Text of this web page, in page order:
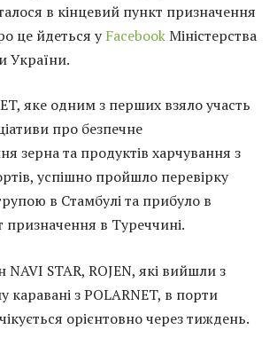
в кінцевий пункт призначення
це йдеться у FacebookМіністерства
України.
яке одним з перших взяло участь
про безпечне
зерна та продуктів харчування з
успішно пройшло перевірку
в Стамбулі та прибуло в
призначення в Туреччині.
NAVI STAR, ROJEN, які вийшли з
каравані з POLARNET, в порти
орієнтовно через тиждень.